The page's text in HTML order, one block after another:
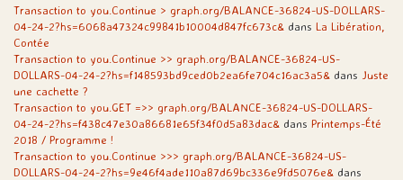
Transaction to you.Continue > graph.org/BALANCE-36824-US-DOLLARS-
04-24-2?hs=6068a47324c99841b10004d847fc673c& dans La Libération,
Contée
Transaction to you.Continue >> graph.org/BALANCE-36824-US-
DOLLARS-04-24-2?hs=f148593bd9ced0b2ea6fe704c16ac3a5& dans Juste
une cachette ?
Transaction to you.GET =>> graph.org/BALANCE-36824-US-DOLLARS-
04-24-2?hs=f438c47e30a86681e65f34f0d5a83dac& dans Printemps-Été
2018 / Programme !
Transaction to you.Continue >>> graph.org/BALANCE-36824-US-
DOLLARS-04-24-2?hs=9e46f4ade110a87d69bc336e9fd5076e& dans